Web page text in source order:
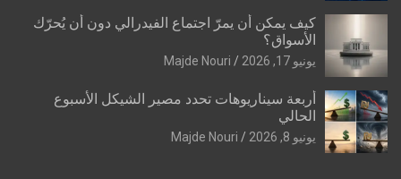
كيف يمكن أن يمرّ اجتماع الفيدرالي دون أن يُحرّك
الأسواق؟
يونيو 17, 2026 Majde Nouri
أربعة سيناريوهات تحدد مصير الشيكل الأسبوع
الحالي
يونيو 8, 2026 Majde Nouri